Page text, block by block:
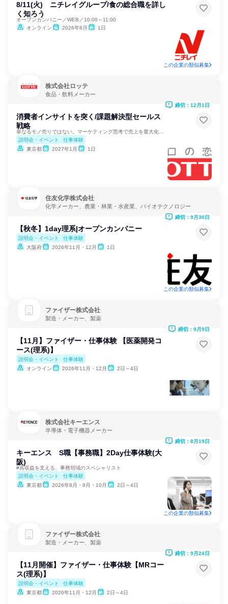
8/11(火) ニチレイグループ/食の総合職を詳し
く知ろう
オープンカンパニー／WEB／10:00～11:00
オンライン
2026年8月 1日
この企業の類似募集
株式会社ロッテ
食品・飲料メーカー
消費者インサイトを突く/課題解決型セールス
戦略
説明会・イベント
仕事体験
東京都
2027年1月 1日
締切：12月1日
住友化学株式会社
化学メーカー、農業・林業・水産業、バイオテクノロジー
【秋冬】1day理系|オープンカンパニー
説明会・イベント
仕事体験
大阪府
2026年11月・12月 1日
締切：9月30日
この企業の類似募集
ファイザー株式会社
製造・メーカー、製薬
【11月】ファイザー・仕事体験 【医薬開発コ
ース(理系)】
説明会・イベント
仕事体験
オンライン
2026年11月・12月 2日～4日
締切：9月9日
株式会社キーエンス
半導体・電子機器メーカー
キーエンス S職【事務職】2Day仕事体験(大
阪)
#高収益を支える、事務領域のスペシャリスト
説明会・イベント
仕事体験
東京都
2026年8月・9月・10月 2日～4日
締切：8月19日
この企業の類似募集
ファイザー株式会社
製造・メーカー、製薬
【11月開催】ファイザー・仕事体験【MRコー
ス(理系)】
説明会・イベント
仕事体験
東京都
2026年11月・12月 2日～4日
締切：9月24日